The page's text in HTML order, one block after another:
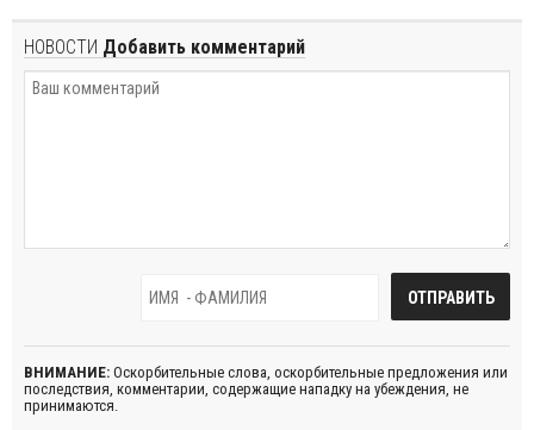
НОВОСТИ Добавить комментарий
ВНИМАНИЕ: Оскорбительные слова, оскорбительные предложения или
последствия, комментарии, содержащие нападку на убеждения, не
принимаются.